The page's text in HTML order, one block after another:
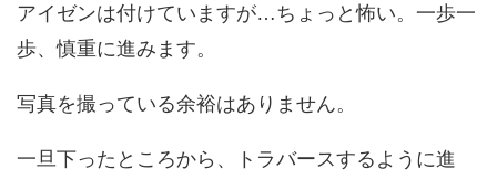
アイゼンは付けていますが…ちょっと怖い。一歩一
歩、慎重に進みます。
写真を撮っている余裕はありません。
一旦下ったところから、トラバースするように進